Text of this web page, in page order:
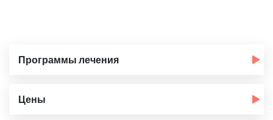
Программы лечения
Цены